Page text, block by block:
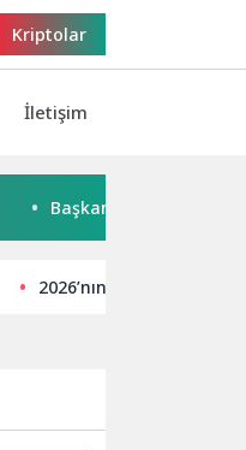
Kriptolar
İletişim
Başkan Büyükakın’dan
2026’nın SEO